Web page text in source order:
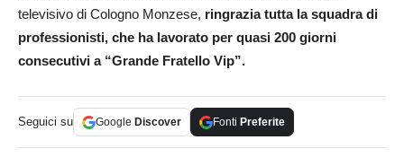
televisivo di Cologno Monzese, ringrazia tutta la squadra di
professionisti, che ha lavorato per quasi 200 giorni
consecutivi a “Grande Fratello Vip”.
Seguici su Google Discover Fonti Preferite